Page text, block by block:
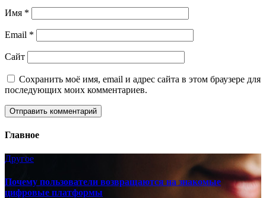
Имя *
Email *
Сайт
Сохранить моё имя, email и адрес сайта в этом браузере для
последующих моих комментариев.
Главное
Другое
Почему пользователи возвращаются на знакомые
цифровые платформы